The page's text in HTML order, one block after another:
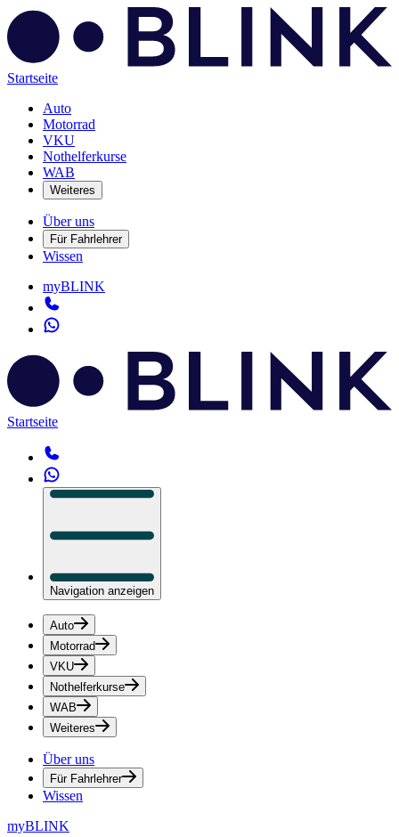
Startseite
Auto
Motorrad
VKU
Nothelferkurse
WAB
Weiteres
Über uns
Für Fahrlehrer
Wissen
myBLINK
Startseite
Navigation anzeigen
Auto
Motorrad
VKU
Nothelferkurse
WAB
Weiteres
Über uns
Für Fahrlehrer
Wissen
myBLINK